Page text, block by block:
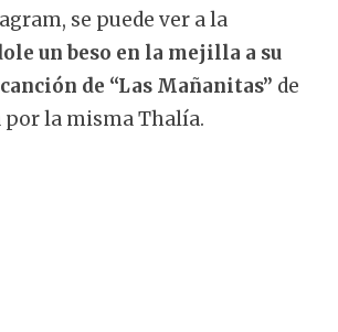
se puede ver a la
un beso en la mejilla a su
de “Las Mañanitas” de
por la misma Thalía.